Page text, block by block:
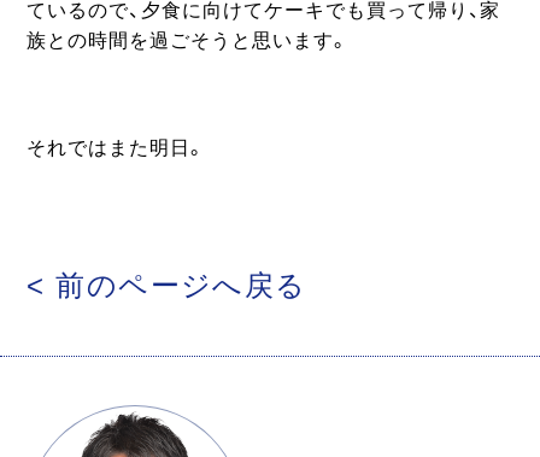
ているので、夕食に向けてケーキでも買って帰り、家
族との時間を過ごそうと思います。
それではまた明日。
< 前のページへ戻る